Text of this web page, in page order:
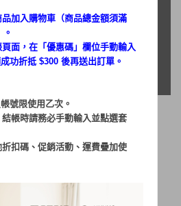
造
好
能穩定、使用壽命長
加入購物車（商品總金額須滿
面，在「優惠碼 」欄位手動輸入
功折抵 $300 後再送出訂單。
號限使用乙次。
帳時請務必手動輸入並點選套
扣碼、促銷活動、運費疊加使